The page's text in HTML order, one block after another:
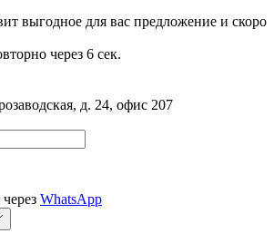
выгодное для вас предложение и скоро
через 6 сек.
д. 24, офис 207
WhatsApp